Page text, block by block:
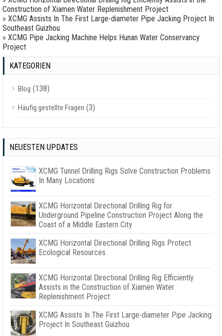
Construction of Xiamen Water Replenishment Project
» XCMG Assists In The First Large-diameter Pipe Jacking Project In
Southeast Guizhou
» XCMG Pipe Jacking Machine Helps Hunan Water Conservancy
Project
KATEGORIEN
Blog (138)
Häufig gestellte Fragen (3)
NEUESTEN UPDATES
XCMG Tunnel Drilling Rigs Solve Construction Problems
In Many Locations
XCMG Horizontal Directional Drilling Rig for
Underground Pipeline Construction Project Along the
Coast of a Middle Eastern City
XCMG Horizontal Directional Drilling Rigs Protect
Ecological Resources
XCMG Horizontal Directional Drilling Rig Efficiently
Assists in the Construction of Xiamen Water
Replenishment Project
XCMG Assists In The First Large-diameter Pipe Jacking
Project In Southeast Guizhou